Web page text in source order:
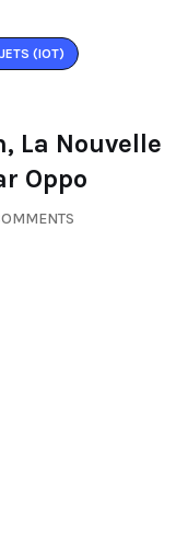
(IOT)
La Nouvelle
Oppo